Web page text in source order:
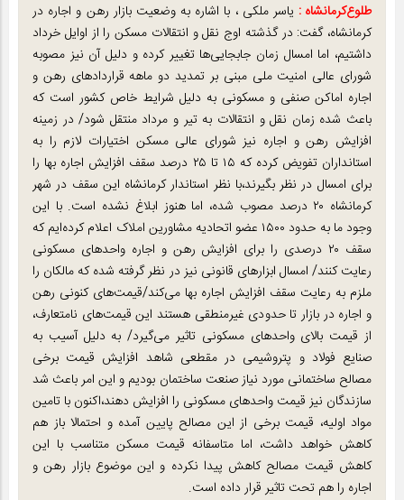
طلوع‌‌کرمانشاه : یاسر ملکی ، با اشاره به وضعیت بازار رهن و اجاره در
کرمانشاه، گفت: در گذشته اوج نقل و انتقالات مسکن را از اوایل خرداد
داشتیم، اما امسال زمان جابجایی‌ها تغییر کرده و دلیل آن نیز مصوبه
شورای عالی امنیت ملی مبنی بر تمدید دو ماهه قراردادهای رهن و
اجاره اماکن صنفی و مسکونی به دلیل شرایط خاص کشور است که
باعث شده زمان نقل و انتقالات به تیر و مرداد منتقل شود/ در زمینه
افزایش رهن و اجاره نیز شورای عالی مسکن اختیارات لازم را به
استانداران تفویض کرده که ۱۵ تا ۲۵ درصد سقف افزایش اجاره بها را
برای امسال در نظر بگیرند،با نظر استاندار کرمانشاه این سقف در شهر
کرمانشاه ۲۰ درصد مصوب شده، اما هنوز ابلاغ نشده است. با این
وجود ما به حدود ۱۵۰۰ عضو اتحادیه مشاورین املاک اعلام کرده‌ایم که
سقف ۲۰ درصدی را برای افزایش رهن و اجاره واحدهای مسکونی
رعایت کنند/ امسال ابزارهای قانونی نیز در نظر گرفته شده که مالکان را
ملزم به رعایت سقف افزایش اجاره بها می‌کند/قیمت‌های کنونی رهن
و اجاره در بازار تا حدودی غیرمنطقی هستند این قیمت‌های نامتعارف،
از قیمت بالای واحدهای مسکونی تاثیر می‌گیرد/ به دلیل آسیب به
صنایع فولاد و پتروشیمی در مقطعی شاهد افزایش قیمت برخی
مصالح ساختمانی مورد نیاز صنعت ساختمان بودیم و این امر باعث شد
سازندگان نیز قیمت واحدهای مسکونی را افزایش دهند،اکنون با تامین
مواد اولیه، قیمت برخی از این مصالح پایین آمده و احتمالا باز هم
کاهش خواهد داشت، اما متاسفانه قیمت مسکن متناسب با این
کاهش قیمت مصالح کاهش پیدا نکرده و این موضوع بازار رهن و
اجاره را هم تحت تاثیر قرار داده است.